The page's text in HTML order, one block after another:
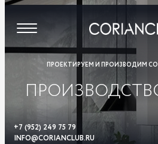
ПРОЕКТИРУЕМ И ПРОИЗВОДИМ
+7 (952) 249 75 79
INFO@CORIANCLUB.RU